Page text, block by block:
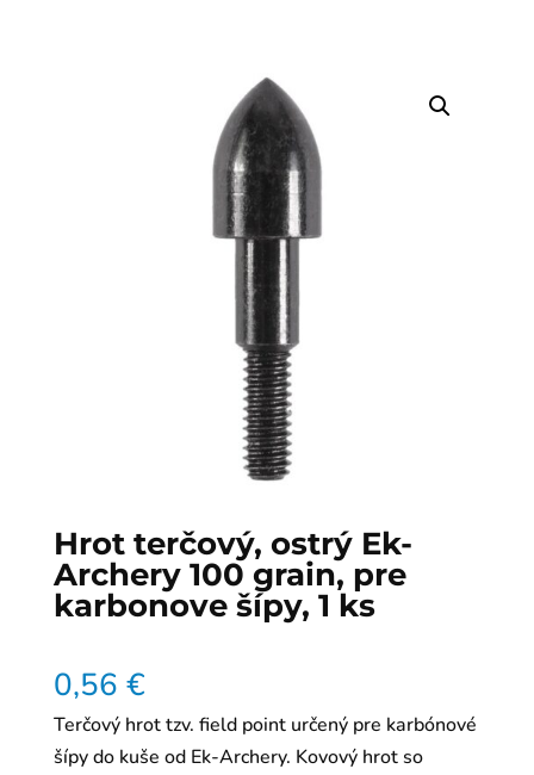
Hrot terčový, ostrý Ek-
Archery 100 grain, pre
karbonove šípy, 1 ks
0,56 €
Terčový hrot tzv. field point určený pre karbónové
šípy do kuše od Ek-Archery. Kovový hrot so